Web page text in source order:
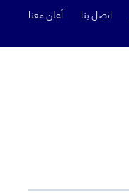
اتصل بنا أعلن معنا